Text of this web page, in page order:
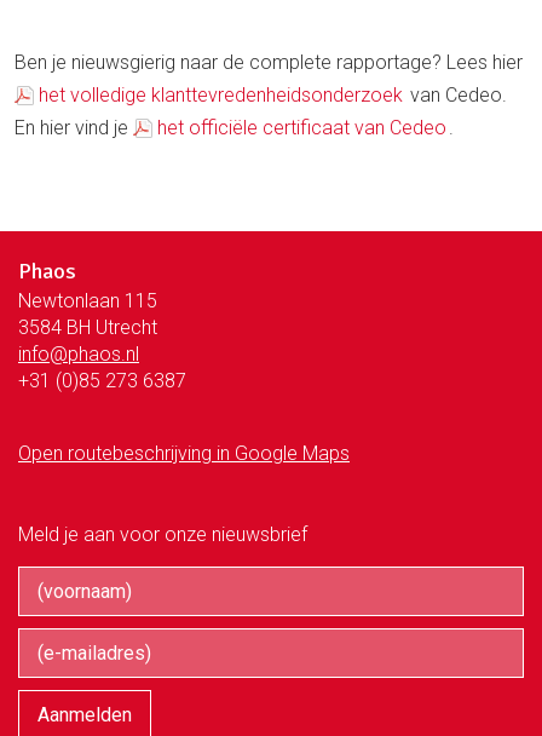
Ben je nieuwsgierig naar de complete rapportage? Lees hier
het volledige klanttevredenheidsonderzoek van Cedeo.
En hier vind je
het officiële certificaat van Cedeo
Phaos
Newtonlaan 115
3584 BH Utrecht
info@phaos.nl
+31 (0)85 273 6387
Open routebeschrijving in Google Maps
Meld je aan voor onze nieuwsbrief